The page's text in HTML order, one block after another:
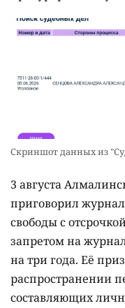
Скриншот данных из
3 августа
приговорил
свободы с
запретом на
на три года. Её
распространении
составляющих